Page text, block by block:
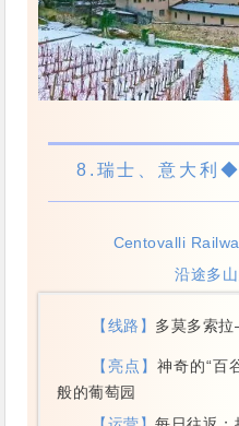
8. 瑞士、意大利 ◆
Centovalli
沿途多
【线路】 多莫多索
【亮点】神奇的“百
般的葡萄园